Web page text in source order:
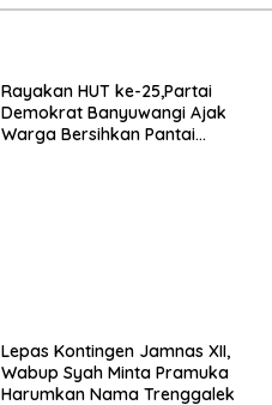
Rayakan HUT ke-25,Partai
Demokrat Banyuwangi Ajak
Warga Bersihkan Pantai
Lepas Kontingen Jamnas XII,
Wabup Syah Minta Pramuka
Harumkan Nama Trenggalek